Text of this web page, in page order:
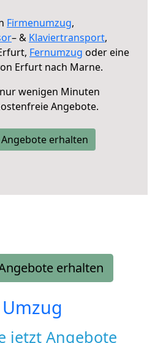
Firmenumzug,
– & Klaviertransport,
Fernumzug oder eine
Erfurt nach Marne.
wenigen Minuten
Angebote.
erhalten
erhalten
jetzt Angebote